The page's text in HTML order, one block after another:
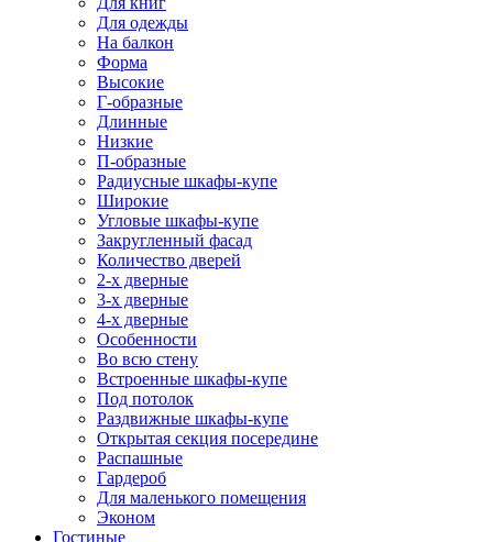
Для одежды
На балкон
Форма
Высокие
Г-образные
Длинные
Низкие
П-образные
Радиусные шкафы-купе
Широкие
Угловые шкафы-купе
Закругленный фасад
Количество дверей
2-х дверные
3-х дверные
4-х дверные
Особенности
Во всю стену
Встроенные шкафы-купе
Под потолок
Раздвижные шкафы-купе
Открытая секция посередине
Распашные
Гардероб
Для маленького помещения
Эконом
Гостиные